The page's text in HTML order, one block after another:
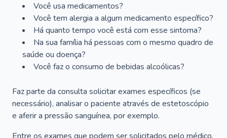
Você usa medicamentos?
Você tem alergia a algum medicamento específico?
Há quanto tempo você está com esse sintoma?
Na sua família há pessoas com o mesmo quadro de
saúde ou doença?
Você faz o consumo de bebidas alcoólicas?
Faz parte da consulta solicitar exames específicos (se
necessário), analisar o paciente através de estetoscópio
e aferir a pressão sanguínea, por exemplo.